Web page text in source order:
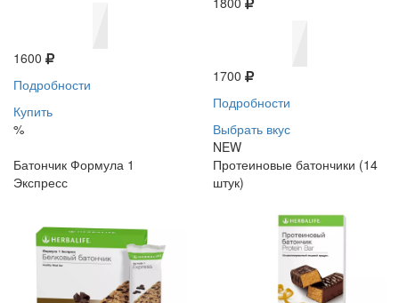
1600
Подробности
Купить
%
1700
Подробности
Выбрать вкус
NEW
Батончик Формула 1
Экспресс
Протеиновые батончики (14
штук)